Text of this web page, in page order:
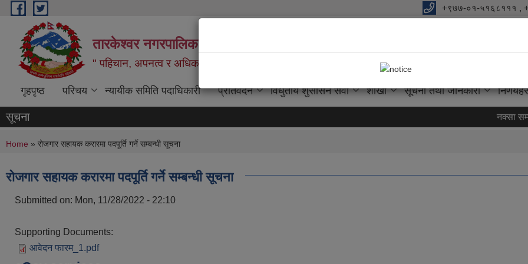
Skip to main content +९७७-०१-५१६८१११ ,
तारकेश्वर नगरपालिका, नगरकार्यपालिकाको कार्यालय
" पहिचान, अपनत्व र अधिकार: दिगो विकासको आधार "
गृहपृष्ठ परिचय न्यायीक समिति पदाधिकारी प्रतिवेदन विधुतीय शुसासन सेवा शाखा सूचना तथा जानकारी
सूचना नक्सा
You are here
Home » रोजगार सहायक करारमा पदपूर्ति गर्ने सम्बन्धी सूचना
रोजगार सहायक करारमा पदपूर्ति गर्ने सम्बन्धी सूचना
Submitted on: Mon, 11/28/2022 - 22:10
Supporting Documents:
आवेदन फारम_1.pdf